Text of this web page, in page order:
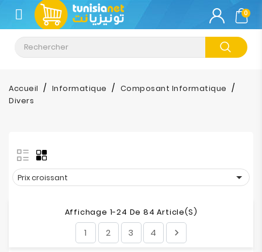
CATÉGORIE
Climatisation
Informatique
Impression
0
Accueil Informatique
Composant Informatique
Divers
Prix croissant 
Affichage 1-24 De 84 Article(s)
1 2 3 4 